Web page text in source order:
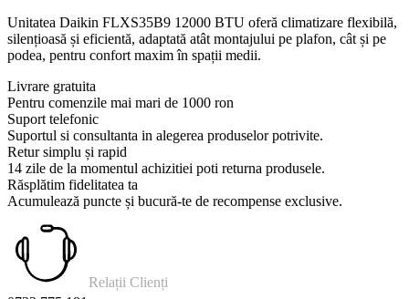
Unitatea Daikin FLXS35B9 12000 BTU oferă climatizare flexibilă,
silențioasă și eficientă, adaptată atât montajului pe plafon, cât și pe
podea, pentru confort maxim în spații medii.
Livrare gratuita
Pentru comenzile mai mari de 1000 ron
Suport telefonic
Suportul si consultanta in alegerea produselor potrivite.
Retur simplu și rapid
14 zile de la momentul achizitiei poti returna produsele.
Răsplătim fidelitatea ta
Acumulează puncte și bucură-te de recompense exclusive.
Relații Clienți